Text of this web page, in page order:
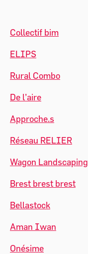
Collectif bim
ELIPS
Rural Combo
De l’aire
Approche.s
Réseau RELIER
Wagon Landscaping
Brest brest brest
Bellastock
Aman Iwan
Onésime